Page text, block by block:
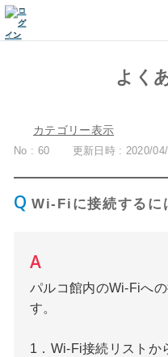
よく
カテゴリー表示
No : 60 更新日時 : 2020/
Wi-Fiに接続するに
パルコ館内のWi-Fiへ
す。
1．Wi-Fi接続リストか